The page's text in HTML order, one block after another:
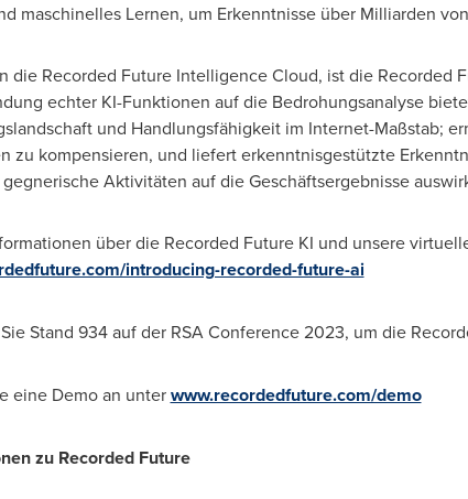
maschinelles Lernen, um Erkenntnisse über Milliarden
die Recorded Future Intelligence Cloud, ist die Recorded
echter KI-Funktionen auf die Bedrohungsanalyse
und Handlungsfähigkeit im Internet-Maßstab;
zu kompensieren, und liefert erkenntnisgestützte
Aktivitäten auf die Geschäftsergebnisse
über die Recorded Future KI und unsere
introducing-recorded-future-ai
Stand 934 auf der RSA Conference 2023, um die
eine Demo an unterwww.recordedfuture.com/demo
zu Recorded Future